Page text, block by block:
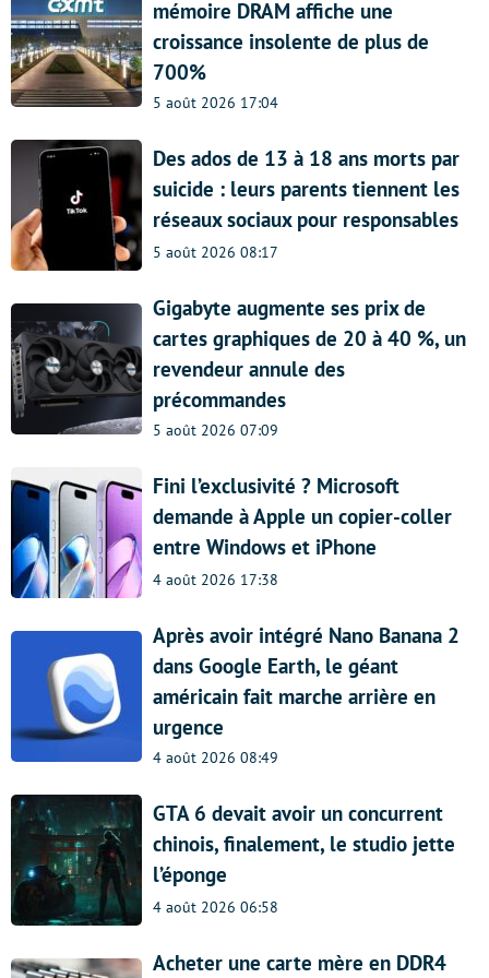
mémoire DRAM affiche une
croissance insolente de plus de
700%
5 août 2026 17:04
Des ados de 13 à 18 ans morts par
suicide : leurs parents tiennent les
réseaux sociaux pour responsables
5 août 2026 08:17
Gigabyte augmente ses prix de
cartes graphiques de 20 à 40 %, un
revendeur annule des
précommandes
5 août 2026 07:09
Fini l’exclusivité ? Microsoft
demande à Apple un copier-coller
entre Windows et iPhone
4 août 2026 17:38
Après avoir intégré Nano Banana 2
dans Google Earth, le géant
américain fait marche arrière en
urgence
4 août 2026 08:49
GTA 6 devait avoir un concurrent
chinois, finalement, le studio jette
l’éponge
4 août 2026 06:58
Acheter une carte mère en DDR4